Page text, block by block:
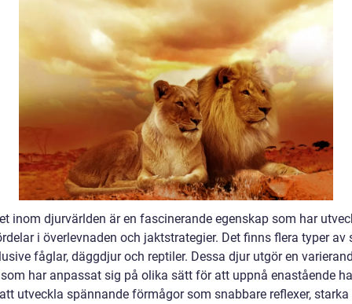
inom djurvärlden är en fascinerande egenskap som har
i överlevnaden och jaktstrategier. Det finns flera typer av
fåglar, däggdjur och reptiler. Dessa djur utgör en
har anpassat sig på olika sätt för att uppnå enastående
utveckla spännande förmågor som snabbare reflexer, starka